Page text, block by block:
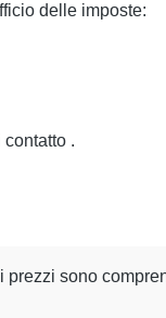
delle imposte:
contatto .
prezzi sono